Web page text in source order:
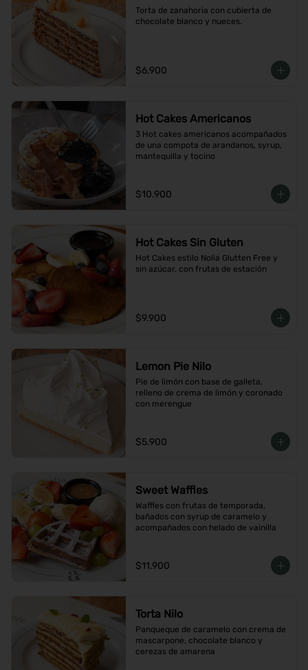
Torta de zanahoria con cubierta de
chocolate blanco y nueces.
$6.900
Hot Cakes Americanos
3 Hot cakes americanos acompañados
de una compota de arandanos, syrup,
mantequilla y tocino
$10.900
Hot Cakes Sin Gluten
Hot Cakes estilo Nolia Glutten Free y
sin azúcar, con frutas de estación
$9.900
Lemon Pie Nilo
Pie de limón con base de galleta,
relleno de crema de limón y coronado
con merengue
$5.900
Sweet Waffles
Waffles con frutas de temporada,
bañados con syrup de caramelo y
acompañados con helado de vainilla
$11.900
Torta Nilo
Panqueque de caramelo con crema de
mascarpone, chocolate blanco y
cerezas de amarena